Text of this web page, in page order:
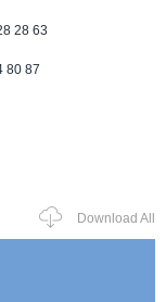
28 63
80 87
Download All